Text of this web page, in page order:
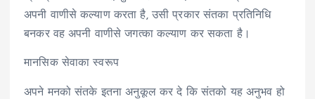
अपनी वाणीसे कल्याण करता है, उसी प्रकार संतका प्रतिनिधि
बनकर वह अपनी वाणीसे जगत्का कल्याण कर सकता है।
मानसिक सेवाका स्वरूप
अपने मनको संतके इतना अनुकूल कर दे कि संतको यह अनुभव हो